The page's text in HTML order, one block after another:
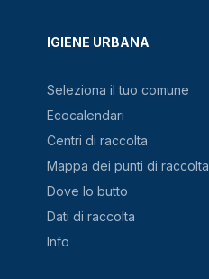
IGIENE URBANA
Seleziona il tuo comune
Ecocalendari
Centri di raccolta
Mappa dei punti di raccolta
Dove lo butto
Dati di raccolta
Info